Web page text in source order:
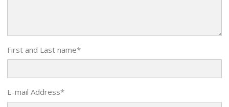
First and Last name*
E-mail Address*